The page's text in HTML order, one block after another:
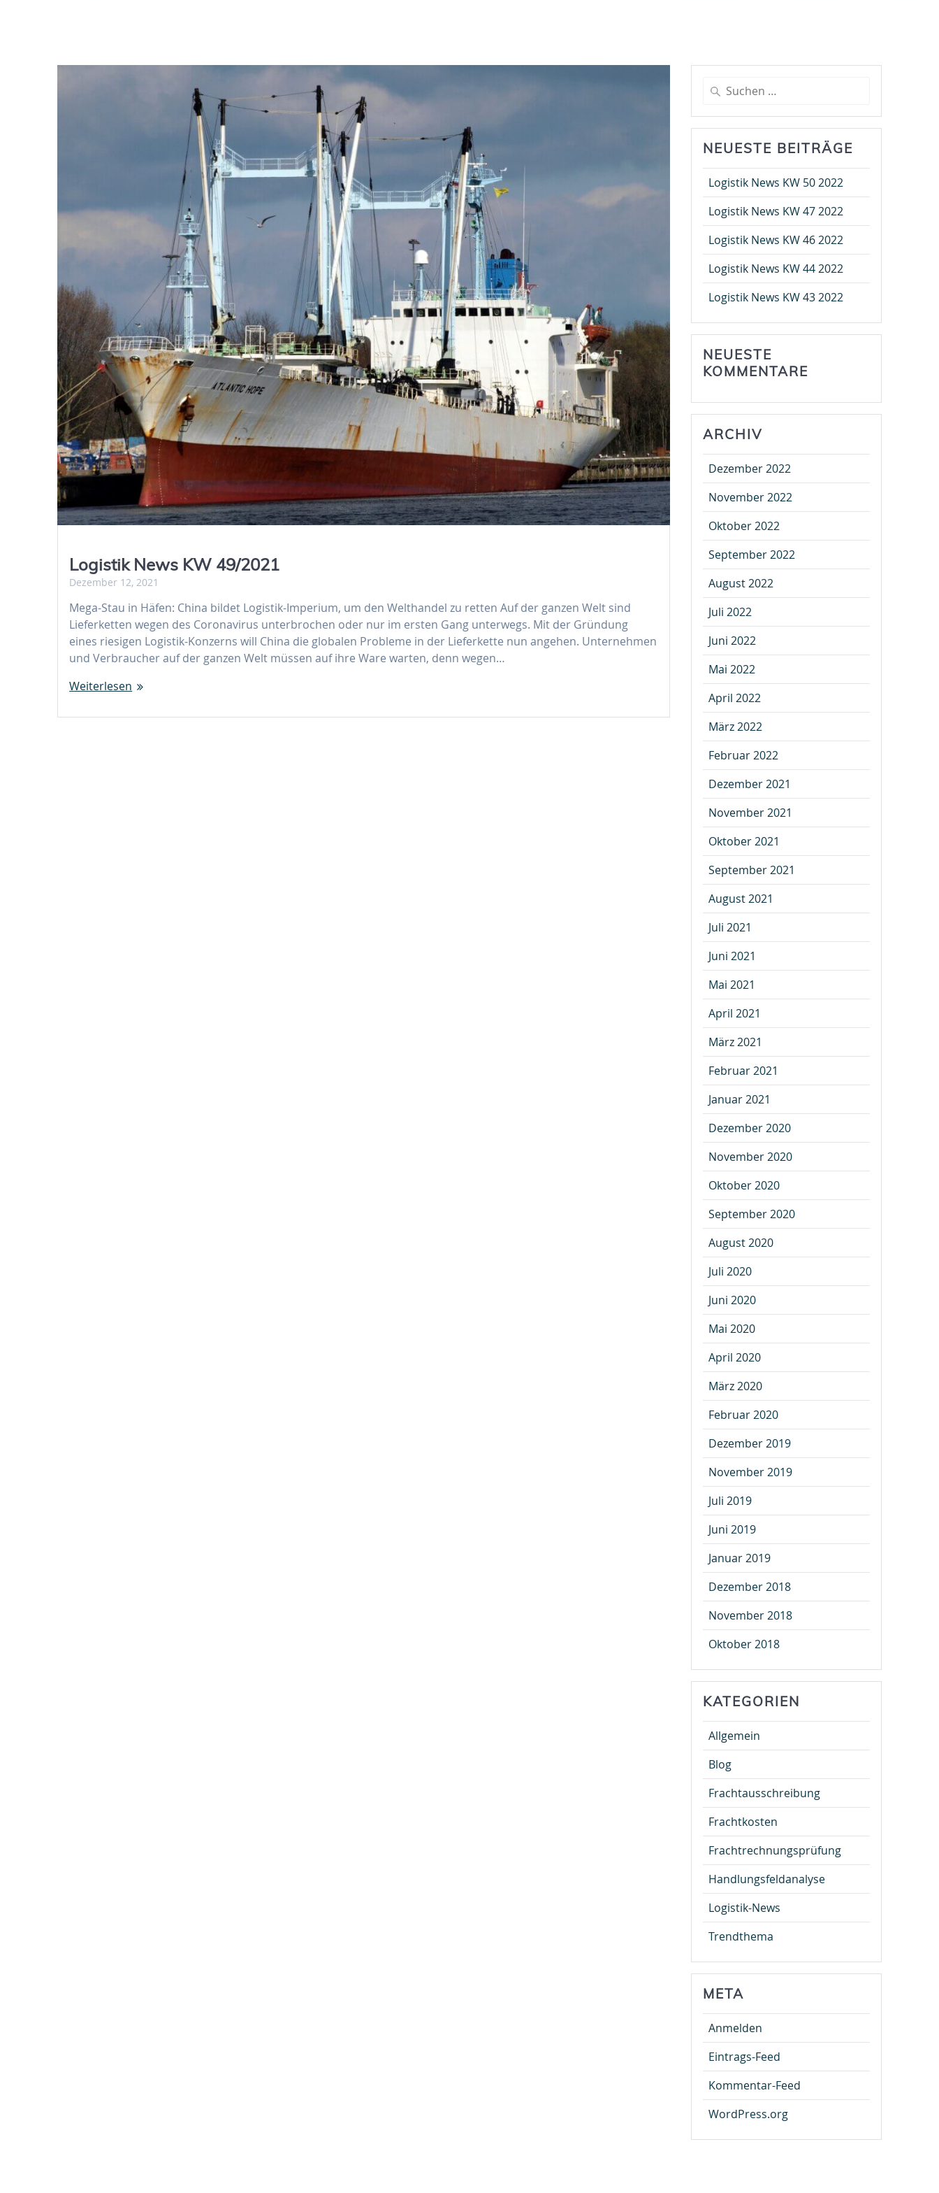
Logistik News KW 49/2021
Dezember 12, 2021
Mega-Stau in Häfen: China bildet Logistik-Imperium, um den Welthandel zu retten Auf der ganzen Welt sind
Lieferketten wegen des Coronavirus unterbrochen oder nur im ersten Gang unterwegs. Mit der Gründung
eines riesigen Logistik-Konzerns will China die globalen Probleme in der Lieferkette nun angehen. Unternehmen
und Verbraucher auf der ganzen Welt müssen auf ihre Ware warten, denn wegen…
Weiterlesen
Suche
nach:
NEUESTE BEITRÄGE
Logistik News KW 50 2022
Logistik News KW 47 2022
Logistik News KW 46 2022
Logistik News KW 44 2022
Logistik News KW 43 2022
NEUESTE
KOMMENTARE
ARCHIV
Dezember 2022
November 2022
Oktober 2022
September 2022
August 2022
Juli 2022
Juni 2022
Mai 2022
April 2022
März 2022
Februar 2022
Dezember 2021
November 2021
Oktober 2021
September 2021
August 2021
Juli 2021
Juni 2021
Mai 2021
April 2021
März 2021
Februar 2021
Januar 2021
Dezember 2020
November 2020
Oktober 2020
September 2020
August 2020
Juli 2020
Juni 2020
Mai 2020
April 2020
März 2020
Februar 2020
Dezember 2019
November 2019
Juli 2019
Juni 2019
Januar 2019
Dezember 2018
November 2018
Oktober 2018
KATEGORIEN
Allgemein
Blog
Frachtausschreibung
Frachtkosten
Frachtrechnungsprüfung
Handlungsfeldanalyse
Logistik-News
Trendthema
META
Anmelden
Eintrags-Feed
Kommentar-Feed
WordPress.org